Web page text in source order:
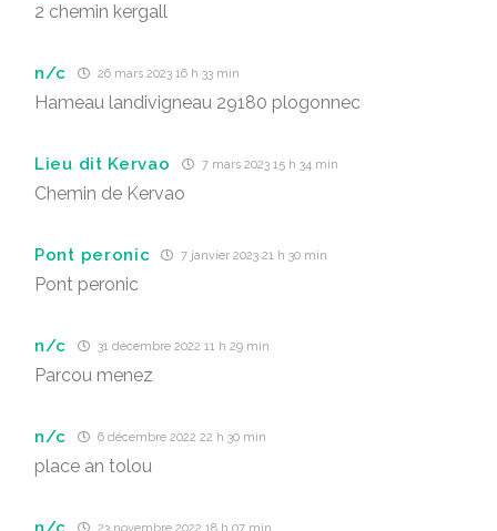
2 chemin kergall
n/c 26 mars 2023 16 h 33 min
Hameau landivigneau 29180 plogonnec
Lieu dit Kervao 7 mars 2023 15 h 34 min
Chemin de Kervao
Pont peronic 7 janvier 2023 21 h 30 min
Pont peronic
n/c 31 décembre 2022 11 h 29 min
Parcou menez
n/c 6 décembre 2022 22 h 30 min
place an tolou